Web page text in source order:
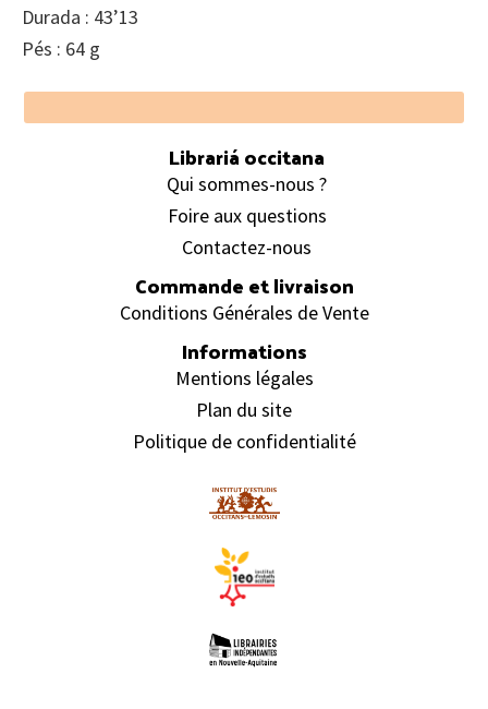
Durada : 43’13
Pés : 64 g
Footer
Librariá occitana
Qui sommes-nous ?
Foire aux questions
Contactez-nous
Commande et livraison
Conditions Générales de Vente
Informations
Mentions légales
Plan du site
Politique de confidentialité